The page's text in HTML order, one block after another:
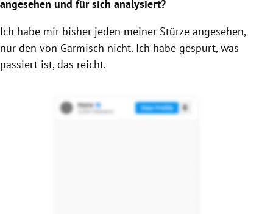
angesehen und für sich analysiert?
Ich habe mir bisher jeden meiner Stürze angesehen,
nur den von Garmisch nicht. Ich habe gespürt, was
passiert ist, das reicht.